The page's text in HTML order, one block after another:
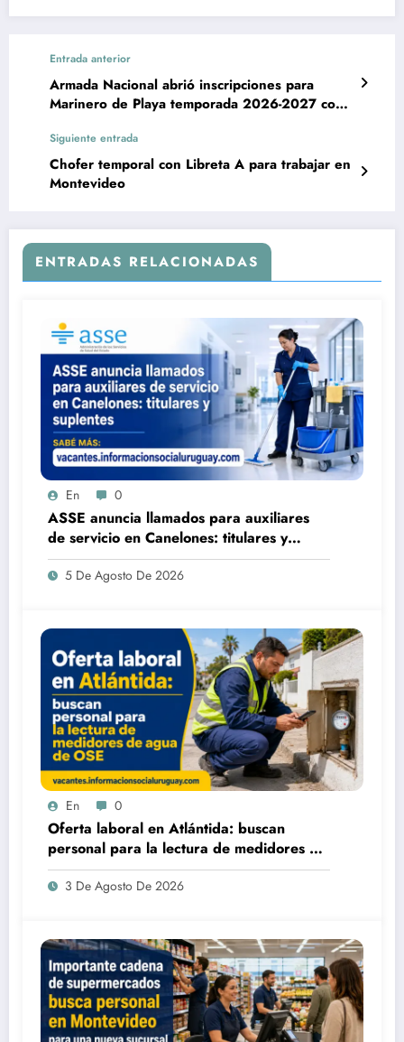
Entrada anterior
Armada Nacional abrió inscripciones para
Marinero de Playa temporada 2026-2027 con
Siguiente entrada
Chofer temporal con Libreta A para trabajar en
Montevideo
ENTRADAS RELACIONADAS
En 0
ASSE anuncia llamados para auxiliares
de servicio en Canelones: titulares y
suplentes
5 De Agosto De 2026
En 0
Oferta laboral en Atlántida: buscan
personal para la lectura de medidores de
agua de OSE
3 De Agosto De 2026